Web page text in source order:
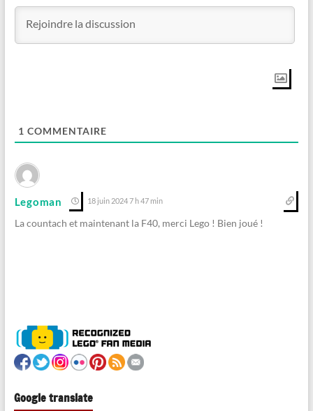
1 COMMENTAIRE
Legoman 18 juin 2024 7 h 47 min
La countach et maintenant la F40, merci Lego ! Bien joué !
Google translate